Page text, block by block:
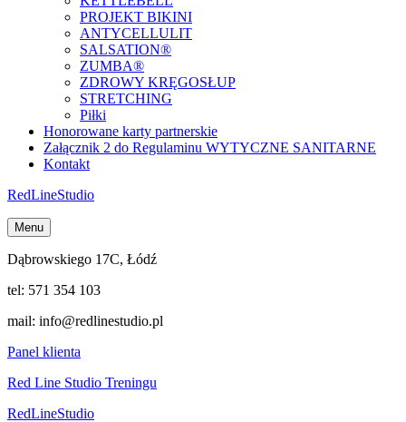
PROJEKT BIKINI
ANTYCELLULIT
SALSATION®
ZUMBA®
ZDROWY KRĘGOSŁUP
STRETCHING
Piłki
Honorowane karty partnerskie
Załącznik 2 do Regulaminu WYTYCZNE SANITARNE
Kontakt
RedLineStudio
Menu
Dąbrowskiego 17C, Łódź
tel: 571 354 103
mail: info@redlinestudio.pl
Panel klienta
Red Line Studio Treningu
RedLineStudio